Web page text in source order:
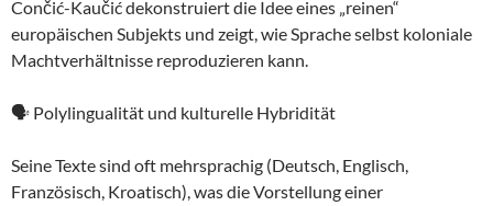
Cončić-Kaučić dekonstruiert die Idee eines „reinen“
europäischen Subjekts und zeigt, wie Sprache selbst koloniale
Machtverhältnisse reproduzieren kann.
🗣️ Polylingualität und kulturelle Hybridität
Seine Texte sind oft mehrsprachig (Deutsch, Englisch,
Französisch, Kroatisch), was die Vorstellung einer